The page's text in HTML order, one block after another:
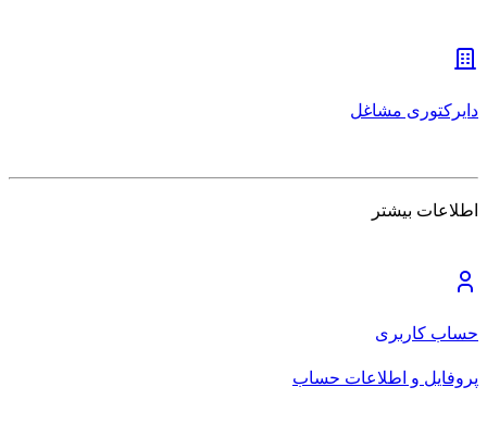
دایرکتوری مشاغل
اطلاعات بیشتر
حساب کاربری
پروفایل و اطلاعات حساب